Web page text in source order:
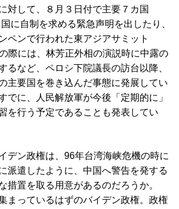
対して、８月３日付で主要７カ国
国に自制を求める緊急声明を出したり、
ペンで行われた東アジアサミット
際には、林芳正外相の演説時に中露の
るなど、ペロシ下院議長の訪台以降、
主要国を巻き込んだ事態に発展してい
でに、人民解放軍が今後「定期的に」
を行う予定であることも発表してい
デン政権は、96年台湾海峡危機の時に
派遣したように、中国へ警告を発する
措置を取る用意があるのだろうか。
まっているはずのバイデン政権。政権